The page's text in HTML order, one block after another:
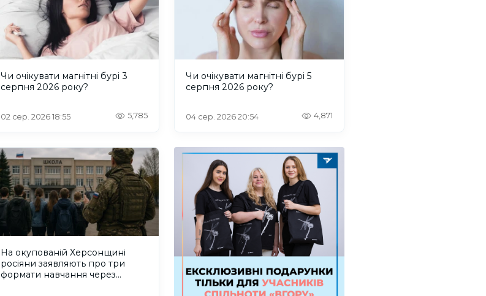
Чи очікувати магнітні бурі 3
серпня 2026 року?
02 сер. 2026 18:55 5,785
Чи очікувати магнітні бурі 5
серпня 2026 року?
04 сер. 2026 20:54 4,871
На окупованій Херсонщині
росіяни заявляють про три
формати навчання через